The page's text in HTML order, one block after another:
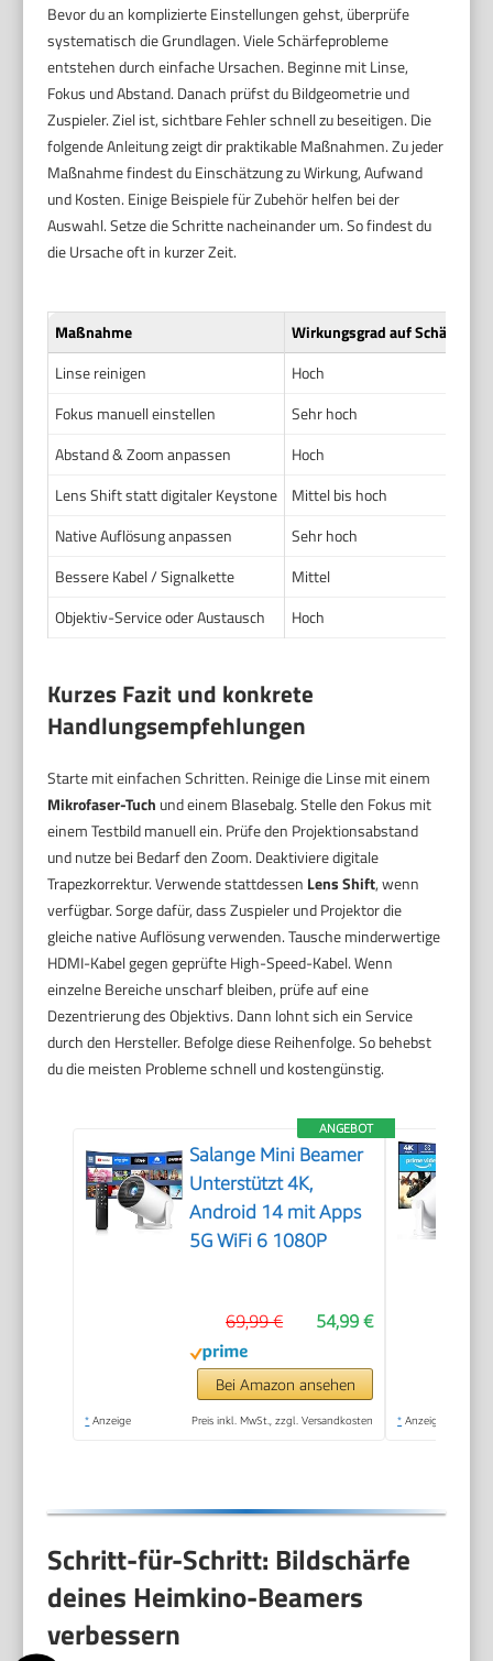
Bevor du an komplizierte Einstellungen gehst, überprüfe
systematisch die Grundlagen. Viele Schärfeprobleme
entstehen durch einfache Ursachen. Beginne mit Linse,
Fokus und Abstand. Danach prüfst du Bildgeometrie und
Zuspieler. Ziel ist, sichtbare Fehler schnell zu beseitigen. Die
folgende Anleitung zeigt dir praktikable Maßnahmen. Zu jeder
Maßnahme findest du Einschätzung zu Wirkung, Aufwand
und Kosten. Einige Beispiele für Zubehör helfen bei der
Auswahl. Setze die Schritte nacheinander um. So findest du
die Ursache oft in kurzer Zeit.
Maßnahme Wirkungsgrad auf Schärfe
Linse reinigen
Hoch
Fokus manuell einstellen
Sehr hoch
Abstand & Zoom anpassen
Hoch
Lens Shift statt digitaler Keystone
Mittel bis hoch
Native Auflösung anpassen
Sehr hoch
Bessere Kabel / Signalkette
Mittel
Objektiv-Service oder Austausch
Hoch
Kurzes Fazit und konkrete
Handlungsempfehlungen
Starte mit einfachen Schritten. Reinige die Linse mit einem
Mikrofaser-Tuch und einem Blasebalg. Stelle den Fokus mit
einem Testbild manuell ein. Prüfe den Projektionsabstand
und nutze bei Bedarf den Zoom. Deaktiviere digitale
Trapezkorrektur. Verwende stattdessen Lens Shift, wenn
verfügbar. Sorge dafür, dass Zuspieler und Projektor die
gleiche native Auflösung verwenden. Tausche minderwertige
HDMI-Kabel gegen geprüfte High-Speed-Kabel. Wenn
einzelne Bereiche unscharf bleiben, prüfe auf eine
Dezentrierung des Objektivs. Dann lohnt sich ein Service
durch den Hersteller. Befolge diese Reihenfolge. So behebst
du die meisten Probleme schnell und kostengünstig.
ANGEBOT
Salange Mini Beamer
Unterstützt 4K,
Android 14 mit Apps
5G WiFi 6 1080P
54,99 €
69,99 €
Bei Amazon ansehen
* Anzeige Preis inkl. MwSt., zzgl. Versandkosten * Anzeige
Schritt-für-Schritt: Bildschärfe
deines Heimkino-Beamers
verbessern